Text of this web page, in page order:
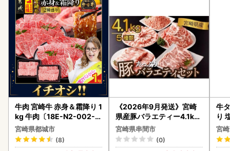
牛肉 宮崎牛 赤身＆霜降り 1
kg 牛肉〔18E-N2-002-1
kg-S4A6-CF〕
宮崎県都城市
(8)
《2026年9月発送》宮崎
県産豚バラエティー4.1kg
セット_K033-057-2609
宮崎県串間市
(0)
牛
り
宮